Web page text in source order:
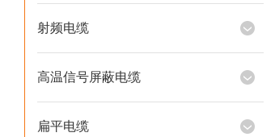
射频电缆
高温信号屏蔽电缆
扁平电缆